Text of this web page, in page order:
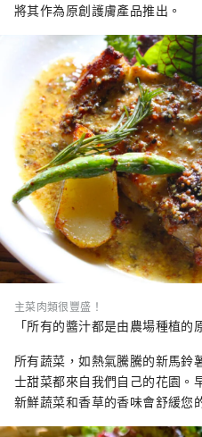
將其作為原創護膚產品推出。
主菜肉類很豐盛！
「所有的醬汁都是由農場種植的
所有蔬菜，如熱氣騰騰的新馬鈴
士甜菜都來自我們自己的花園。
新鮮蔬菜和香草的香味會舒緩您